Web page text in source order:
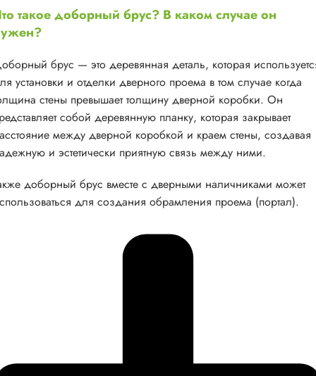
такое доборный брус? В каком случае он
брус — это деревянная деталь, которая
установки и отделки дверного проема в том случае когда
стены превышает толщину дверной коробки. Он
собой деревянную планку, которая закрывает
между дверной коробкой и краем стены, создавая
и эстетически приятную связь между ними.
доборный брус вместе с дверными наличниками может
для создания обрамления проема (портал).